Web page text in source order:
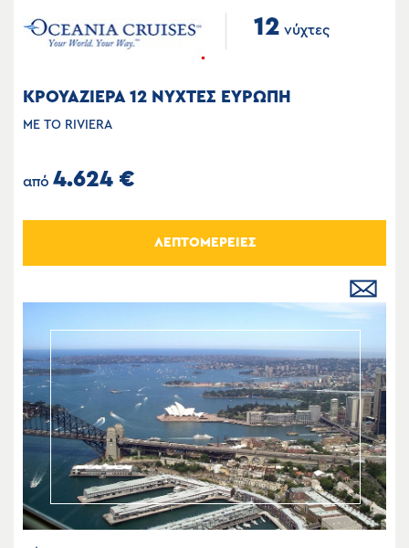
12 νύχτες
ΚΡΟΥΑΖΙΕΡΑ 12 ΝΥΧΤΕΣ ΕΥΡΩΠΗ
ΜΕ ΤΟ RIVIERA
από 4.624 €
ΛΕΠΤΟΜΕΡΕΙΕΣ